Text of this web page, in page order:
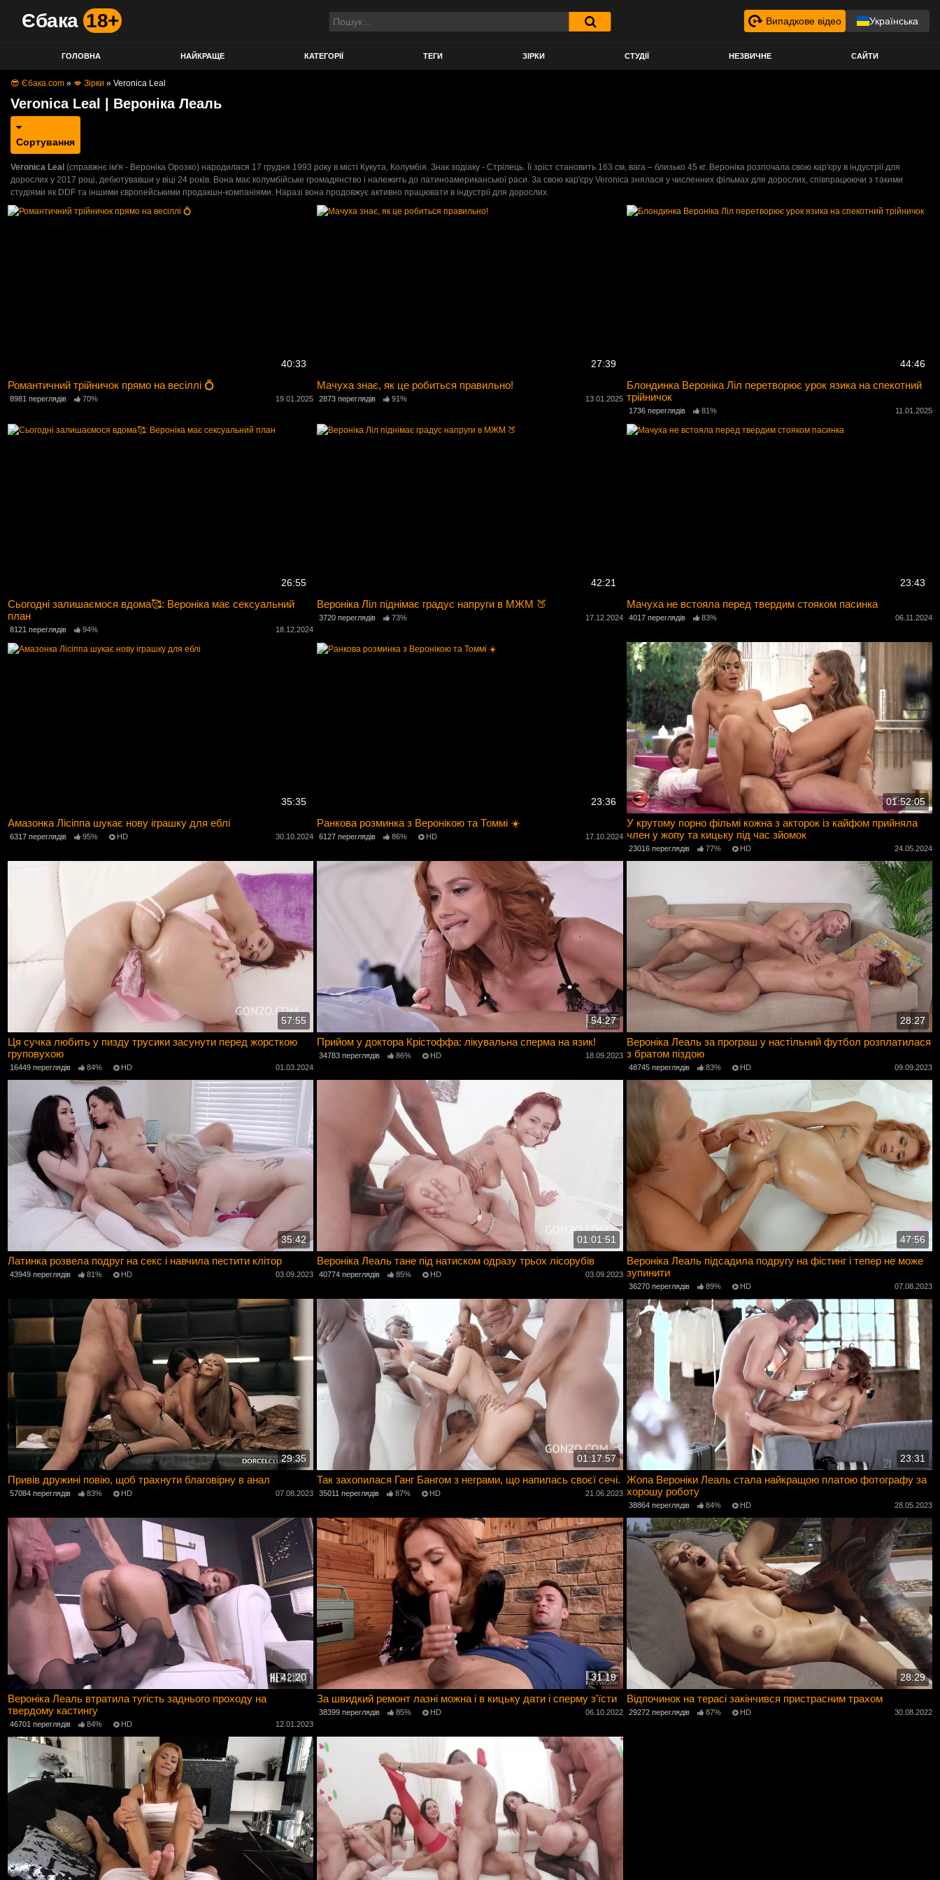
Єбака 18+ Випадкове відео Українська
ГОЛОВНА НАЙКРАЩЕ КАТЕГОРІЇ ТЕГИ ЗІРКИ СТУДІЇ НЕЗВИЧНЕ САЙТИ
😎 Єбака.com » 💋 Зірки » Veronica Leal
Veronica Leal | Вероніка Леаль
Сортування
Veronica Leal (справжнє ім'я - Вероніка Орозко) народилася 17 грудня 1993 року в місті Кукута, Колумбія. Знак зодіаку - Стрілець. Її зріст становить 163 см, вага – близько 45 кг. Вероніка розпочала свою кар'єру в індустрії для
дорослих у 2017 році, дебютувавши у віці 24 років. Вона має колумбійське громадянство і належить до латиноамериканської раси. За свою кар'єру Veronica знялася у численних фільмах для дорослих, співпрацюючи з такими
студіями як DDF та іншими європейськими продакшн-компаніями. Наразі вона продовжує активно працювати в індустрії для дорослих.
40:33
Романтичний трійничок прямо на весіллі 💍
8981 переглядів 70% 19.01.2025
27:39
Мачуха знає, як це робиться правильно!
2873 переглядів 91% 13.01.2025
44:46
Блондинка Вероніка Ліл перетворює урок язика на спекотний
трійничок
1736 переглядів 81% 11.01.2025
26:55
Сьогодні залишаємося вдома🥰: Вероніка має сексуальний
план
8121 переглядів 94% 18.12.2024
42:21
Вероніка Ліл піднімає градус напруги в МЖМ 🍑
3720 переглядів 73% 17.12.2024
23:43
Мачуха не встояла перед твердим стояком пасинка
4017 переглядів 83% 06.11.2024
35:35
Амазонка Лісіппа шукає нову іграшку для еблі
6317 переглядів 95% HD 30.10.2024
23:36
Ранкова розминка з Веронікою та Томмі ☀️
6127 переглядів 86% HD 17.10.2024
01:52:05
У крутому порно фільмі кожна з акторок із кайфом прийняла
член у жопу та кицьку під час зйомок
23016 переглядів 77% HD 24.05.2024
57:55
Ця сучка любить у пизду трусики засунути перед жорсткою
груповухою
16449 переглядів 84% HD 01.03.2024
54:27
Прийом у доктора Крістоффа: лікувальна сперма на язик!
34783 переглядів 86% HD 18.09.2023
28:27
Вероніка Леаль за програш у настільний футбол розплатилася
з братом піздою
48745 переглядів 83% HD 09.09.2023
35:42
Латинка розвела подруг на секс і навчила пестити клітор
43949 переглядів 81% HD 03.09.2023
01:01:51
Вероніка Леаль тане під натиском одразу трьох лісорубів
40774 переглядів 85% HD 03.09.2023
47:56
Вероніка Леаль підсадила подругу на фістинг і тепер не може
зупинити
36270 переглядів 89% HD 07.08.2023
29:35
Привів дружині повію, щоб трахнути благовірну в анал
57084 переглядів 83% HD 07.08.2023
01:17:57
Так захопилася Ганг Бангом з неграми, що напилась своєї сечі.
35011 переглядів 87% HD 21.06.2023
23:31
Жопа Вероніки Леаль стала найкращою платою фотографу за
хорошу роботу
38864 переглядів 84% HD 28.05.2023
42:20
Вероніка Леаль втратила тугість заднього проходу на
твердому кастингу
46701 переглядів 84% HD 12.01.2023
31:19
За швидкий ремонт лазні можна і в кицьку дати і сперму з'їсти
38399 переглядів 85% HD 06.10.2022
28:29
Відпочинок на терасі закінчився пристрасним трахом
29272 переглядів 87% HD 30.08.2022